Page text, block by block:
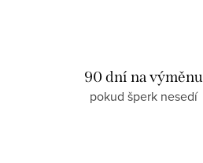
90 dní na výměnu
pokud šperk nesedí